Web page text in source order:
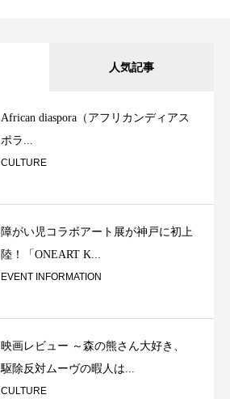
人気記事
African diaspora（アフリカンディアス
ポラ...
CULTURE
障がい児コラボアート展が神戸に初上
陸！「ONEART K...
EVENT INFORMATION
映画レビュー ～森の熊さん大好き、
駆除反対ムーヴの暇人は...
CULTURE